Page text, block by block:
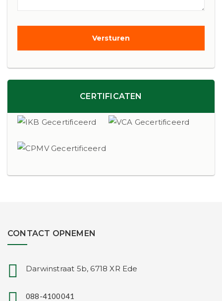
CERTIFICATEN
CONTACT OPNEMEN
Darwinstraat 5b, 6718 XR Ede
088-4100041